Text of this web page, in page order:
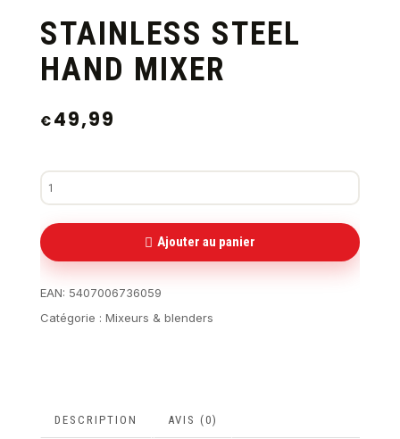
STAINLESS STEEL
HAND MIXER
€49,99
Ajouter au panier
EAN: 5407006736059
Catégorie : Mixeurs & blenders
DESCRIPTION AVIS (0)